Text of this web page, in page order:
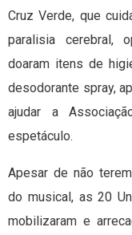
Cruz Verde, que
paralisia cerebral,
doaram itens de
desodorante spray,
ajudar a
espetáculo.
Apesar de não
do musical, as 20
mobilizaram e